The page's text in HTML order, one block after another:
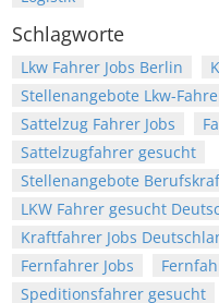
Schlagworte
Lkw Fahrer Jobs Berlin
Stellenangebote Lkw-
Sattelzug Fahrer Jobs
Sattelzugfahrer gesucht
Stellenangebote
LKW Fahrer gesucht
Kraftfahrer Jobs
Fernfahrer Jobs
Speditionsfahrer gesucht